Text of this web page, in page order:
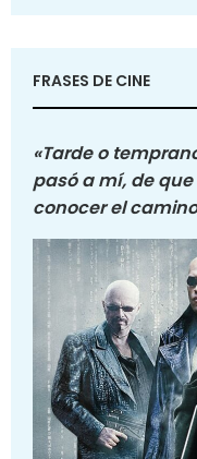
FRASES DE CINE
«Tarde o
pasó a mí, de
conocer el